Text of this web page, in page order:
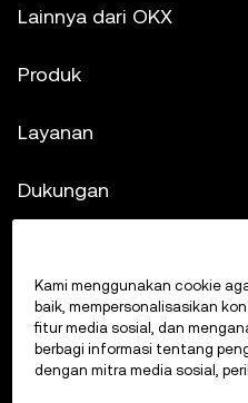
Lainnya dari OKX
Produk
Layanan
Dukungan
Kalkulator kripto
Lakukan Trading
Kami menggunakan cookie
baik, mempersonalisasikan
fitur media sosial, dan
berbagi informasi tentang
dengan mitra media sosial,